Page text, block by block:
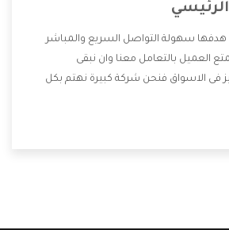
هدفها سهولة التواصل السريع والمباشر
العميل بالتعامل معنا وان نبقى
فى الاسواق فنحن شركة كبيرة نهتم بكل
منها خدمة الصيانة التى تكون من أهم